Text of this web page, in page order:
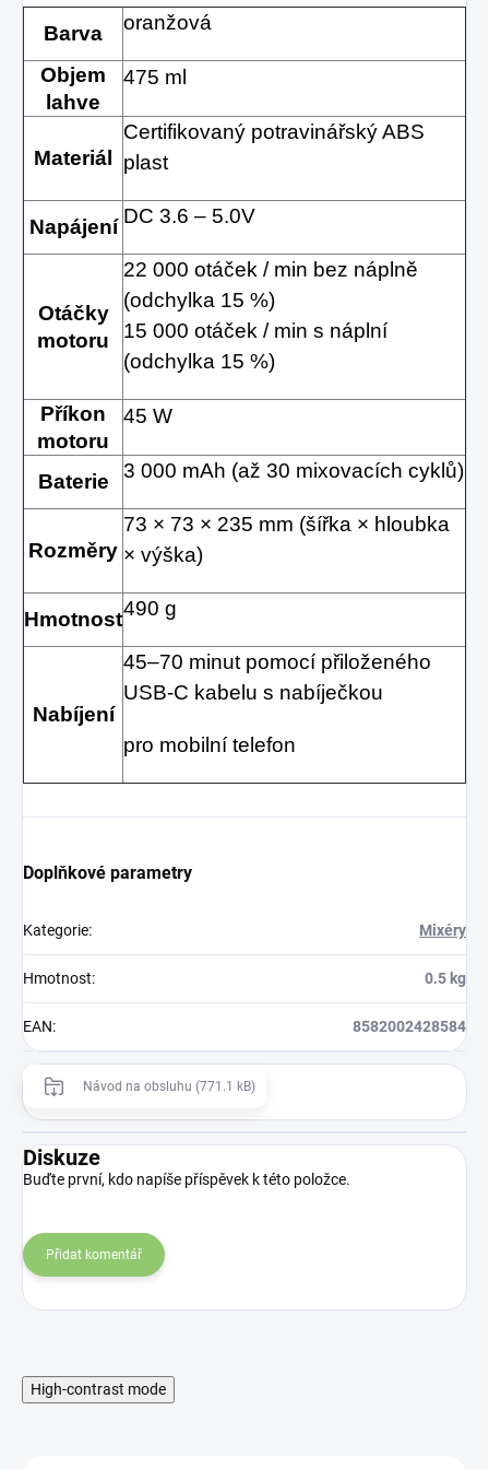
Barva oranžová
Objem
lahve
475 ml
Materiál
Certifikovaný potravinářský ABS
plast
Napájení DC 3.6 – 5.0V
Otáčky
motoru
22 000 otáček / min bez náplně
(odchylka 15 %)
15 000 otáček / min s náplní
(odchylka 15 %)
Příkon
motoru
45 W
Baterie 3 000 mAh (až 30 mixovacích cyklů)
Rozměry
73 × 73 × 235 mm (šířka × hloubka
× výška)
Hmotnost490 g
Nabíjení
45–70 minut pomocí přiloženého
USB-C kabelu s nabíječkou
pro mobilní telefon
Doplňkové parametry
Kategorie: Mixéry
Hmotnost: 0.5 kg
EAN: 8582002428584
Návod na obsluhu (771.1 kB)
Diskuze
Buďte první, kdo napíše příspěvek k této položce.
Přidat komentář
High-contrast mode